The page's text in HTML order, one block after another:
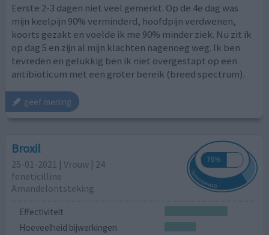
Eerste 2-3 dagen niet veel gemerkt. Op de 4e dag was
mijn keelpijn 90% verminderd, hoofdpijn verdwenen,
koorts gezakt en voelde ik me 90% minder ziek. Nu zit ik
op dag 5 en zijn al mijn klachten nagenoeg weg. Ik ben
tevreden en gelukkig ben ik niet overgestapt op een
antibioticum met een groter bereik (breed spectrum).
geef mening
Broxil
25-01-2021 | Vrouw | 24
feneticilline
Amandelontsteking
Effectiviteit
Hoeveelheid bijwerkingen